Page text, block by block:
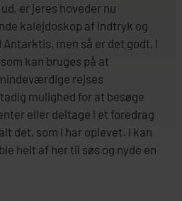
er jeres hoveder nu
kalejdoskop af indtryk og
men så er det godt, I
kan bruges på at
rejses
mulighed for at besøge
eller deltage i et foredrag
det, som I har oplevet. I kan
helt af her til søs og nyde en